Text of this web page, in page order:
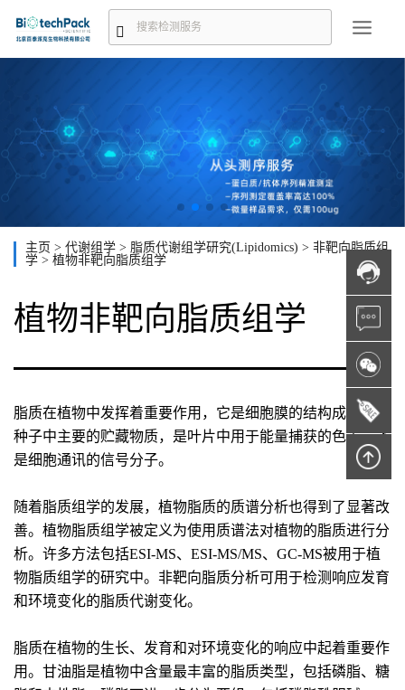
主页 > 代谢组学 > 脂质代谢组学研究(Lipidomics) > 非靶向脂质组
学 > 植物非靶向脂质组学
植物非靶向脂质组学
脂质在植物中发挥着重要作用，它是细胞膜的结构成分，是
种子中主要的贮藏物质，是叶片中用于能量捕获的色素，还
是细胞通讯的信号分子。
随着脂质组学的发展，植物脂质的质谱分析也得到了显著改
善。植物脂质组学被定义为使用质谱法对植物的脂质进行分
析。许多方法包括ESI-MS、ESI-MS/MS、GC-MS被用于植
物脂质组学的研究中。非靶向脂质分析可用于检测响应发育
和环境变化的脂质代谢变化。
脂质在植物的生长、发育和对环境变化的响应中起着重要作
用。甘油脂是植物中含量最丰富的脂质类型，包括磷脂、糖